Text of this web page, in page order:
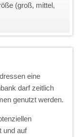
(groß, mittel,
eine
darf zeitlich
genutzt werden.
und auf